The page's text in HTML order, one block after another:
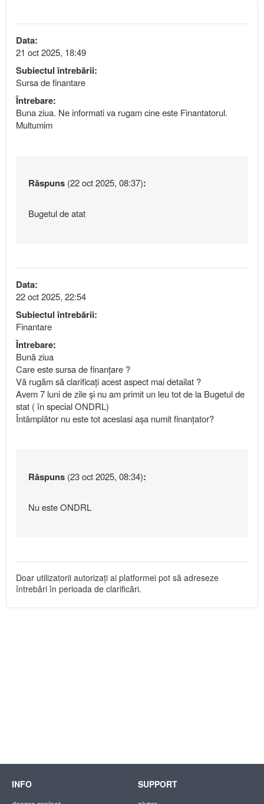
Data:
21 oct 2025, 18:49
Subiectul întrebării:
Sursa de finantare
Întrebare:
Buna ziua. Ne informati va rugam cine este Finantatorul.
Multumim
Răspuns (22 oct 2025, 08:37):
Bugetul de atat
Data:
22 oct 2025, 22:54
Subiectul întrebării:
Finantare
Întrebare:
Bună ziua
Care este sursa de finanțare ?
Vă rugăm să clarificați acest aspect mai detailat ?
Avem 7 luni de zile și nu am primit un leu tot de la Bugetul de
stat ( în special ONDRL)
Întâmplător nu este tot aceslasi așa numit finanțator?
Răspuns (23 oct 2025, 08:34):
Nu este ONDRL
Doar utilizatorii autorizați ai platformei pot să adreseze
întrebări în perioada de clarificări.
INFO SUPPORT